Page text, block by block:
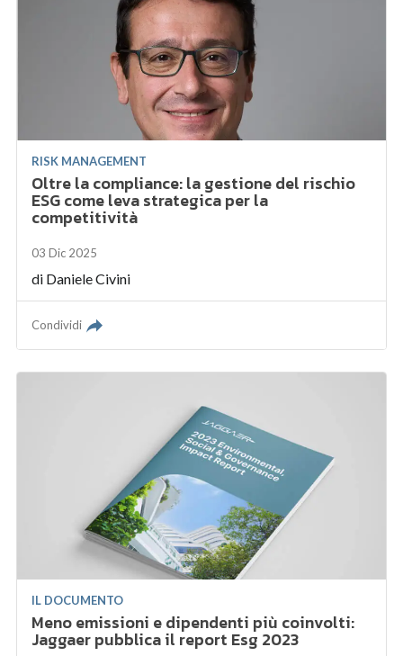
RISK MANAGEMENT
Oltre la compliance: la gestione del rischio
ESG come leva strategica per la
competitività
03 Dic 2025
di Daniele Civini
Condividi
IL DOCUMENTO
Meno emissioni e dipendenti più coinvolti:
Jaggaer pubblica il report Esg 2023